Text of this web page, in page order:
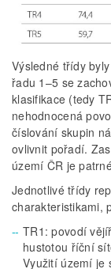
Výsledné třídy
řadu 1–5 se
klasifikace (tedy
nehodnocená
číslování skupin
ovlivnit pořadí.
území ČR je
Jednotlivé třídy
charakteristikami,
TR1: povodí
hustotou říční
Využití území je